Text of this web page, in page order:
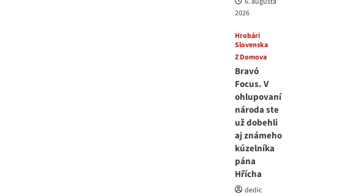
2026
Hrobári
Slovenska
Z Domova
Bravó
Focus. V
ohlupovaní
národa ste
už dobehli
aj známeho
kúzelníka
pána
Hřícha
dedic